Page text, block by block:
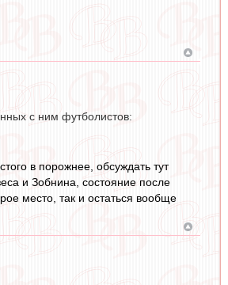
с ним футболистов:
в порожнее, обсуждать тут
и Зобнина, состояние после
место, так и остаться вообще